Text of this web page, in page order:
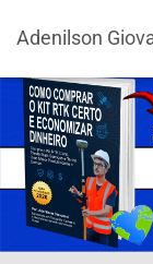
Adenilson